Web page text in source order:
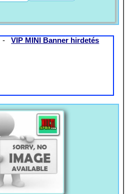
-VIP MINI Banner hirdetés